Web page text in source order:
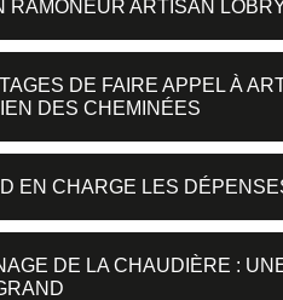
RAMONEUR ARTISAN
DE FAIRE APPEL À
DES CHEMINÉES
EN CHARGE LES
DE LA CHAUDIÈRE :